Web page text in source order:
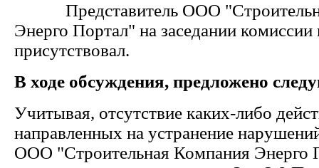
Представитель ООО
Энерго Портал" на заседании комиссии
присутствовал.
В ходе обсуждения, предложено
Учитывая, отсутствие каких-либо
направленных на устранение
ООО "Строительная Компания Энерго